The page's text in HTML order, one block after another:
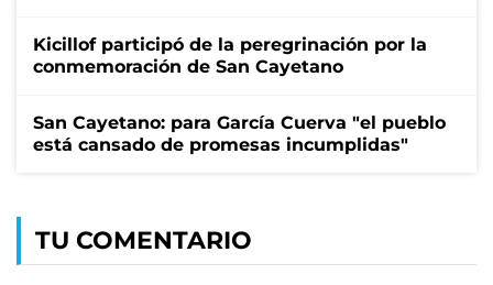
Kicillof participó de la peregrinación por la
conmemoración de San Cayetano
San Cayetano: para García Cuerva "el pueblo
está cansado de promesas incumplidas"
TU COMENTARIO